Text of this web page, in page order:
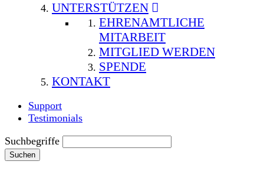
UNTERSTÜTZEN
EHRENAMTLICHE
MITARBEIT
MITGLIED WERDEN
SPENDE
KONTAKT
Support
Testimonials
Suchbegriffe
Suchen